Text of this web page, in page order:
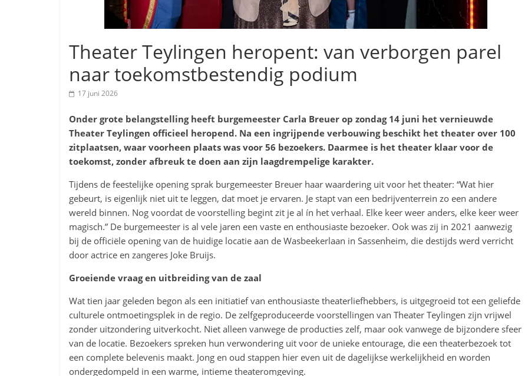
Theater Teylingen heropent: van verborgen parel
naar toekomstbestendig podium
17 juni 2026
Onder grote belangstelling heeft burgemeester Carla Breuer op zondag 14 juni het vernieuwde
Theater Teylingen officieel heropend. Na een ingrijpende verbouwing beschikt het theater over 100
zitplaatsen, waar voorheen plaats was voor 56 bezoekers. Daarmee is het theater klaar voor de
toekomst, zonder afbreuk te doen aan zijn laagdrempelige karakter.
Tijdens de feestelijke opening sprak burgemeester Breuer haar waardering uit voor het theater: “Wat hier
gebeurt, is eigenlijk niet uit te leggen, dat moet je ervaren. Je stapt van een bedrijventerrein zo een andere
wereld binnen. Nog voordat de voorstelling begint zit je al ín het verhaal. Elke keer weer anders, elke keer weer
magisch.” De burgemeester is al vele jaren een vaste en enthousiaste bezoeker. Ook was zij in 2021 aanwezig
bij de officiële opening van de huidige locatie aan de Wasbeekerlaan in Sassenheim, die destijds werd verricht
door actrice en zangeres Joke Bruijs.
Groeiende vraag en uitbreiding van de zaal
Wat tien jaar geleden begon als een initiatief van enthousiaste theaterliefhebbers, is uitgegroeid tot een geliefde
culturele ontmoetingsplek in de regio. De zelfgeproduceerde voorstellingen van Theater Teylingen zijn vrijwel
zonder uitzondering uitverkocht. Niet alleen vanwege de producties zelf, maar ook vanwege de bijzondere sfeer
van de locatie. Bezoekers spreken hun verwondering uit voor de unieke entourage, die een theaterbezoek tot
een complete belevenis maakt. Jong en oud stappen hier even uit de dagelijkse werkelijkheid en worden
ondergedompeld in een warme, intieme theateromgeving.